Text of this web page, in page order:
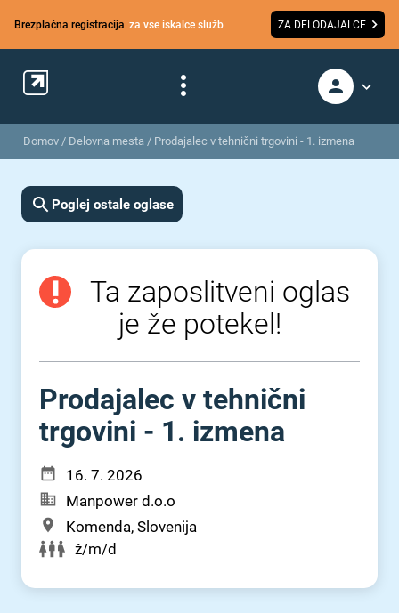
Brezplačna registracija za vse iskalce služb ZA DELODAJALCE
Domov / Delovna mesta / Prodajalec v tehnični trgovini - 1. izmena
Poglej ostale oglase
Ta zaposlitveni oglas
je že potekel!
Prodajalec v tehnični
trgovini - 1. izmena
16. 7. 2026
Manpower d.o.o
Komenda, Slovenija
ž/m/d